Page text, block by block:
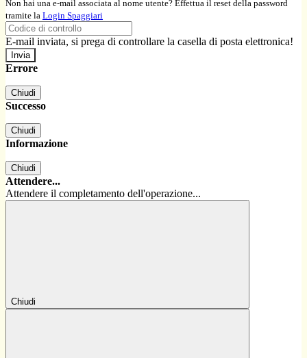
Non hai una e-mail associata al nome utente? Effettua il reset della password
tramite la Login Spaggiari
E-mail inviata, si prega di controllare la casella di posta elettronica!
Errore
Chiudi
Successo
Chiudi
Informazione
Chiudi
Attendere...
Attendere il completamento dell'operazione...
Chiudi